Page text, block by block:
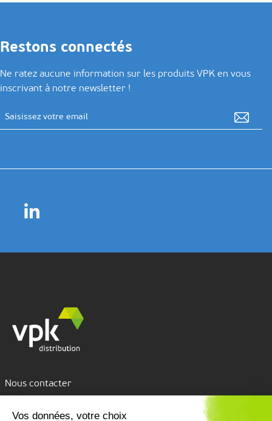
Restons connectés
Ne ratez aucune information sur les produits VPK en vous
inscrivant à notre newsletter !
Nous contacter